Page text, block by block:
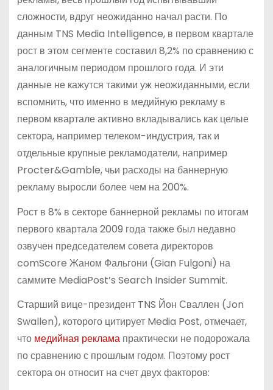
сложности, вдруг неожиданно начал расти. По
данным TNS Media Intelligence, в первом квартале
рост в этом сегменте составил 8,2% по сравнению с
аналогичным периодом прошлого года. И эти
данные не кажутся такими уж неожиданными, если
вспомнить, что именно в медийную рекламу в
первом квартале активно вкладывались как целые
сектора, например телеком-индустрия, так и
отдельные крупные рекламодатели, например
Procter&Gamble, чьи расходы на баннерную
рекламу выросли более чем на 200%.
Рост в 8% в секторе баннерной рекламы по итогам
первого квартала 2009 года также был недавно
озвучен председателем совета директоров
comScore Жаном Фальгони (Gian Fulgoni) на
саммите MediaPost’s Search Insider Summit.
Старший вице-президент TNS Йон Сваллен (Jon
Swallen), которого цитирует Media Post, отмечает,
что медийная рекламапрактически не подорожала
по сравнению с прошлым годом. Поэтому рост
сектора он относит на счет двух факторов: